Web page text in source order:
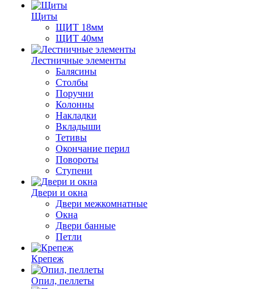
Щиты
ЩИТ 18мм
ЩИТ 40мм
Лестничные элементы
Балясины
Столбы
Поручни
Колонны
Накладки
Вкладыши
Тетивы
Окончание перил
Повороты
Ступени
Двери и окна
Двери межкомнатные
Окна
Двери банные
Петли
Крепеж
Опил, пеллеты